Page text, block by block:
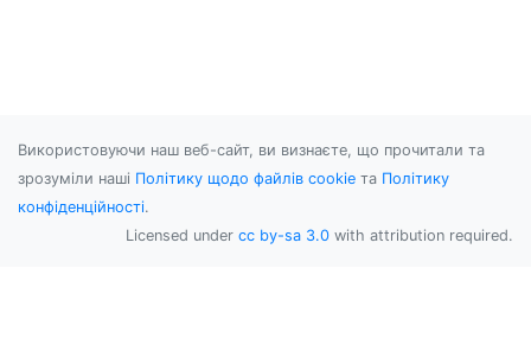
Використовуючи наш веб-сайт, ви визнаєте, що прочитали та
зрозуміли наші Політику щодо файлів cookie та Політику
конфіденційності.
Licensed under cc by-sa 3.0 with attribution required.